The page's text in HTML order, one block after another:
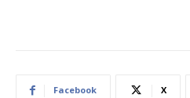
Facebook X